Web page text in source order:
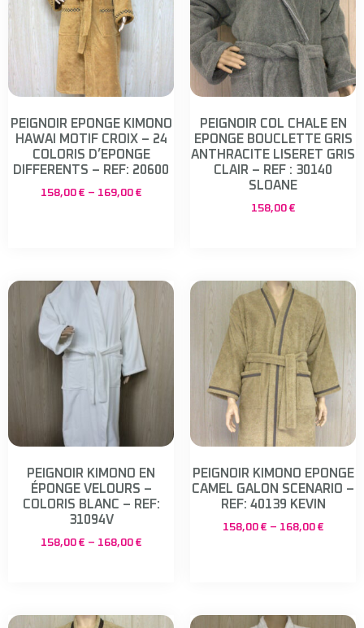
PEIGNOIR EPONGE KIMONO
HAWAI MOTIF CROIX – 24
COLORIS D’EPONGE
DIFFERENTS – REF: 20600
158,00 € – 169,00 €
PEIGNOIR COL CHALE EN
EPONGE BOUCLETTE GRIS
ANTHRACITE LISERET GRIS
CLAIR – REF : 30140
SLOANE
158,00 €
PEIGNOIR KIMONO EN
ÉPONGE VELOURS –
COLORIS BLANC – REF:
31094V
158,00 € – 168,00 €
PEIGNOIR KIMONO EPONGE
CAMEL GALON SCENARIO –
REF: 40139 KEVIN
158,00 € – 168,00 €